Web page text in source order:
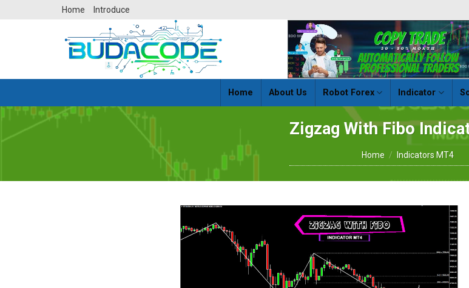
Home Introduce
Home About Us Robot Forex Indicator
Zigzag With Fibo
Home / Indicators MT4